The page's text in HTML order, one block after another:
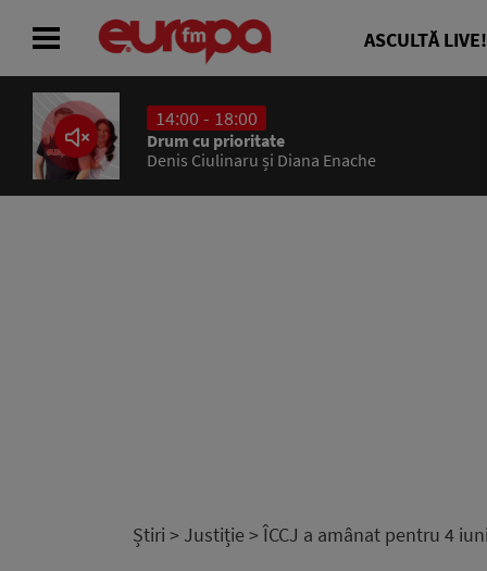
ASCULTĂ LIVE!
14:00 - 18:00
Drum cu prioritate
Denis Ciulinaru și Diana Enache
Știri > Justiție > ÎCCJ a amânat pentru 4
ACASĂ
ȘTIRI